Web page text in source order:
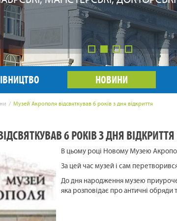
ДОКТОРСЬКІ
НОВИНИ
Музей Акрополя відсвяткував 6 років з дня відкриття
6 РОКІВ З ДНЯ ВІДКРИТТЯ
В цьому році Новому Музею
За цей час музей і сам
До дня народження музею
яка розповідає про античні обряди